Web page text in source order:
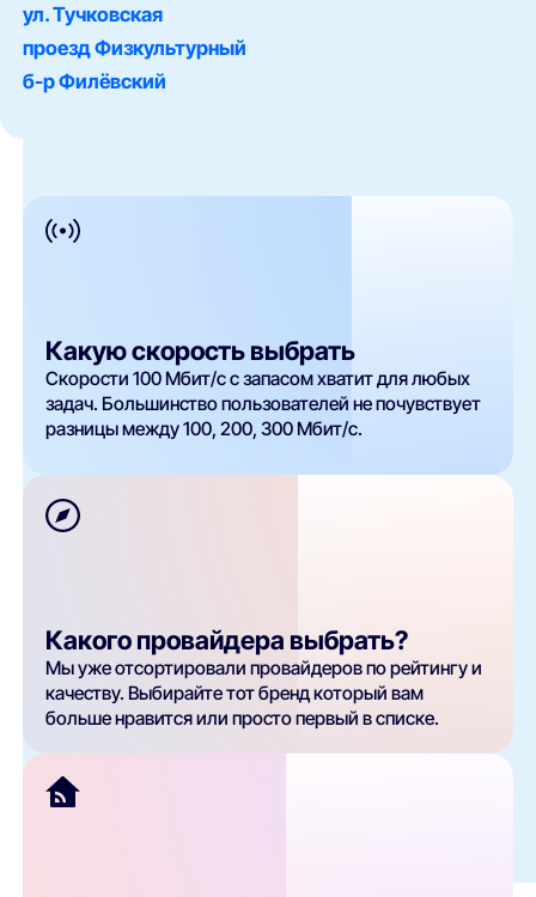
ул. Тучковская
проезд Физкультурный
б-р Филёвский
Какую скорость выбрать
Скорости 100 Мбит/с с запасом хватит для любых
задач. Большинство пользователей не почувствует
разницы между 100, 200, 300 Мбит/с.
Какого провайдера выбрать?
Мы уже отсортировали провайдеров по рейтингу и
качеству. Выбирайте тот бренд который вам
больше нравится или просто первый в списке.